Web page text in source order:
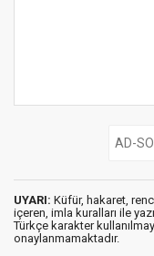
UYARI: Küfür, hakaret,
içeren, imla kuralları ile
Türkçe karakter
onaylanmamaktadır.